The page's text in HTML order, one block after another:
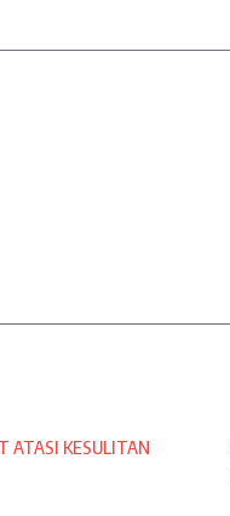
ATASI KESULITAN